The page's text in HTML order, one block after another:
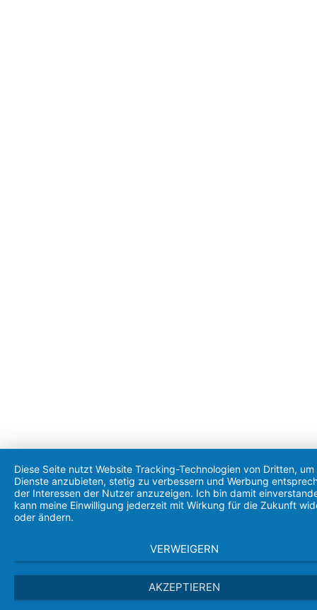
Diese Seite nutzt Website Tracking-Technologien von Dritten, um
Dienste anzubieten, stetig zu verbessern und Werbung
der Interessen der Nutzer anzuzeigen. Ich bin damit
kann meine Einwilligung jederzeit mit Wirkung für die Zukunft
oder ändern.
VERWEIGERN
AKZEPTIEREN